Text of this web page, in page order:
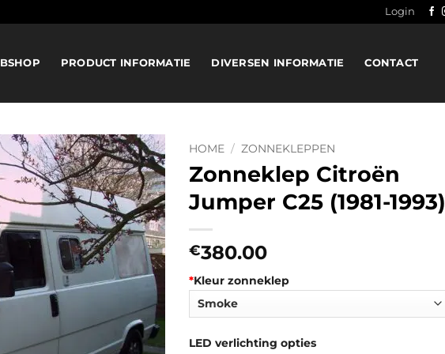
Login
PRODUCT INFORMATIE DIVERSEN INFORMATIE CONTACT
HOME / ZONNEKLEPPEN
Zonneklep Citroën
Jumper C25 (1981-1993)
€380.00
*Kleur zonneklep
LED verlichting opties